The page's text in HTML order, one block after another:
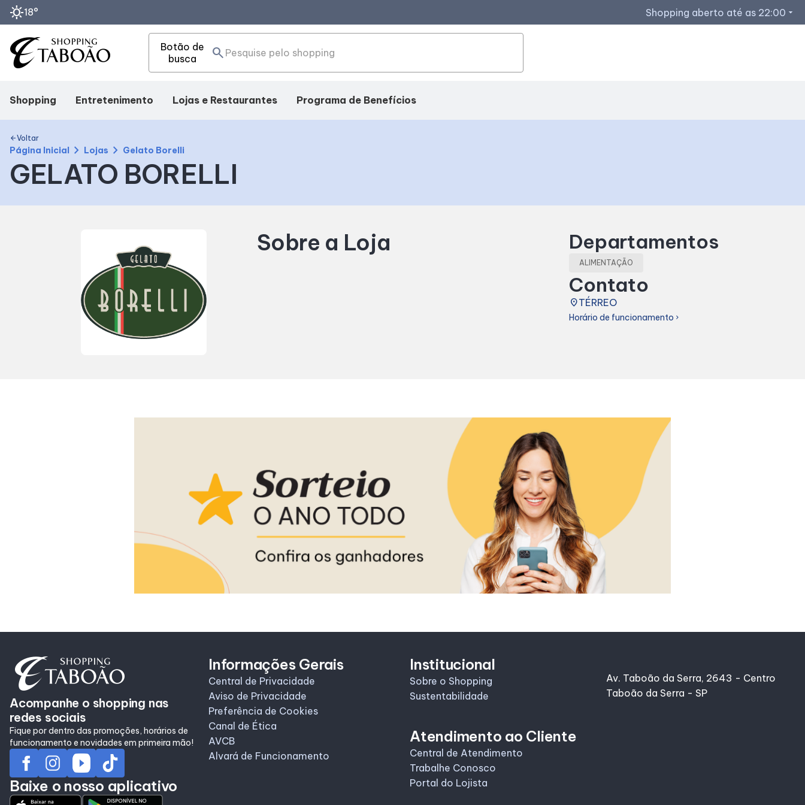
sunny18° Shopping aberto até as 22:00 arrow_drop_down
Botão de
busca
search
Shopping
Mapa interno
Facilidades
Como Chegar
Entretenimento
Eventos
Fique por Dentro
Lojas e Restaurantes
Alimentação
Delivery
Programa de Benefícios
arrow_backVoltar
Página Inicial chevron_right Lojas chevron_right Gelato Borelli
GELATO BORELLI
Sobre a Loja Departamentos
ALIMENTAÇÃO
Contato
placeTÉRREO
Horário de funcionamento chevron_right
Acompanhe o shopping nas
redes sociais
Fique por dentro das promoções, horários de
funcionamento e novidades em primeira mão!
Baixe o nosso aplicativo
Informações Gerais
Central de Privacidade
Aviso de Privacidade
Preferência de Cookies
Canal de Ética
AVCB
Alvará de Funcionamento
Institucional
Sobre o Shopping
Sustentabilidade
Atendimento ao Cliente
Central de Atendimento
Trabalhe Conosco
Portal do Lojista
Av. Taboão da Serra, 2643 - Centro
Taboão da Serra - SP